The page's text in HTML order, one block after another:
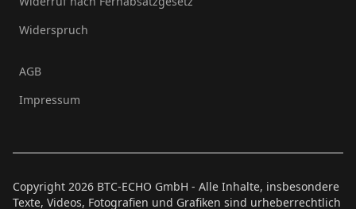
Widerspruch
AGB
Impressum
Copyright 2026 BTC-ECHO GmbH - Alle Inhalte, insbesondere
Texte, Videos, Fotografien und Grafiken sind urheberrechtlich